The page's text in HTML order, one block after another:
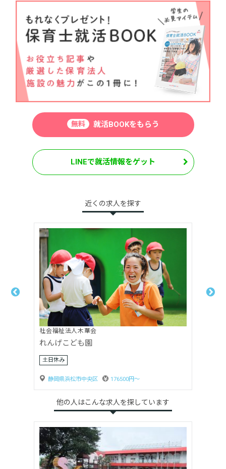
無料 就活BOOKをもらう
LINEで就活情報をゲット
近くの求人を探す
社会福祉法人木華会
れんげこども園
土日休み
静岡県浜松市中央区 176500円〜
他の人はこんな求人を探しています